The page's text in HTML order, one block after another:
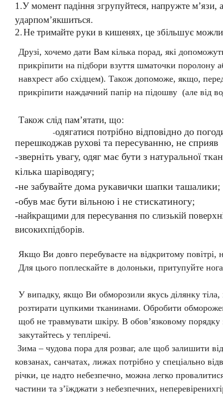
1.У момент падіння згрупуйтеся, напружте м’язи,
ударпом’якшиться.
2.Hе тримайте руки в кишенях, це збільшує
Друзі, хочемо дати Вам кілька порад, які
прикріпити на підбори взуття шматочки поролону
навхрест або східцем). Також допоможе, якщо,
прикріпити наждачний папір на підошву (але від
Також слід пам’ятати, що:
-одягатися потрібно відповідно до
перешкоджав рухові та пересуванню, не
-зверніть увагу, одяг має бути з натуральної
кілька шаріводягу;
-не забувайте дома рукавички шапки ташалики;
-обув має бути вільною і не стискатиногу;
-найкращими для пересування по слизькій
високихпідборів.
Якщо Ви довго перебуваєте на відкритому повітрі,
Для цього поплескайте в долоньки, притупуйте
У випадку, якщо Ви обморозили якусь ділянку
розтирати цупкими тканинами. Обробити
щоб не травмувати шкіру. В обов’язковому порядку
закутайтесь у тепліречі.
Зима – чудова пора для розваг, але щоб залишити
ковзанах, санчатах, лижах потрібно у спеціально
річки, це надто небезпечно, можна легко
частини та з’їжджати з небезпечних,